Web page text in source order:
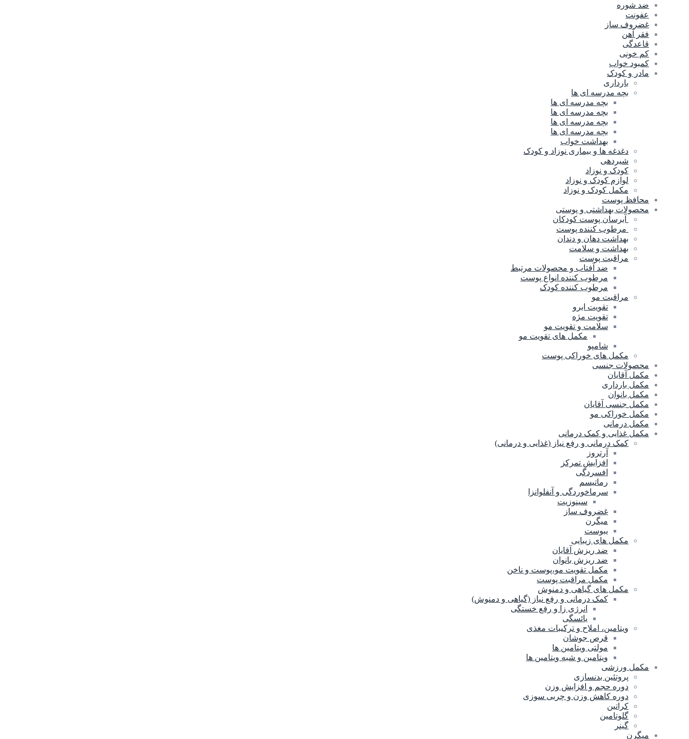
ضد شوره
عفونت
غضروف ساز
فقر آهن
قاعدگی
کم خونی
کمبود خواب
مادر و کودک
بارداری
بچه مدرسه ای ها
بچه مدرسه اى ها
بچه مدرسه ای ها
بچه مدرسه ای ها
بچه مدرسه ای ها
بهداشت خواب
دغدغه ها و بیماری نوزاد و کودک
شیردهی
کودک و نوزاد
لوازم کودک و نوزاد
مکمل کودک و نوزاد
محافظ پوست
محصولات بهداشتی و پوستی
آبرسان پوست کودکان
مرطوب کننده پوست
بهداشت دهان و دندان
بهداشت و سلامت
مراقبت پوست
ضد آفتاب و محصولات مرتبط
مرطوب کننده انواع پوست
مرطوب کننده کودک
مراقبت مو
تقویت ابرو
تقویت مژه
سلامت و تقویت مو
مکمل های تقویت مو
شامپو
مکمل های خوراکی پوست
محصولات جنسی
مکمل آقایان
مکمل بارداری
مکمل بانوان
مکمل جنسی آقایان
مکمل خوراکی مو
مکمل درمانی
مکمل غذایی و کمک درمانی
کمک درمانی و رفع نیاز (غذایی و درمانی)
آرتروز
افزایش تمرکز
افسردگی
رماتیسم
سرماخوردگی و آنفلوانزا
سینوزیت
غضروف ساز
میگرن
یبوست
مکمل های زیبایی
ضد ریزش آقایان
ضد ریزش بانوان
مکمل تقویت مو،پوست و ناخن
مکمل مراقبت پوست
مکمل های گیاهی و دمنوش
کمک درمانی و رفع نیاز (گیاهی و دمنوش)
انرژی زا و رفع خستگی
یائسگی
ویتامین، املاح و ترکیبات مغذی
قرص جوشان
مولتی ویتامین ها
ویتامین و شبه ویتامین ها
مکمل ورزشی
پروتئین بدنسازی
دوره حجم و افزایش وزن
دوره کاهش وزن و چربی سوزی
کراتین
گلوتامین
گینر
میگرن